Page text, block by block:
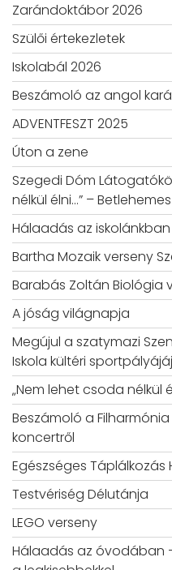
Zarándoktábor 2026
Szülői értekezletek
Iskolabál 2026
Beszámoló az angol
ADVENTFESZT 2025
Úton a zene
Szegedi Dóm
nélkül élni…” –
Hálaadás az iskolánkban
Bartha Mozaik verseny
Barabás Zoltán Biológia
A jóság világnapja
Megújul a szatymazi
Iskola kültéri
„Nem lehet csoda nélkül
Beszámoló a
koncertről
Egészséges Táplálkozás
Testvériség Délutánja
LEGO verseny
Hálaadás az óvodában